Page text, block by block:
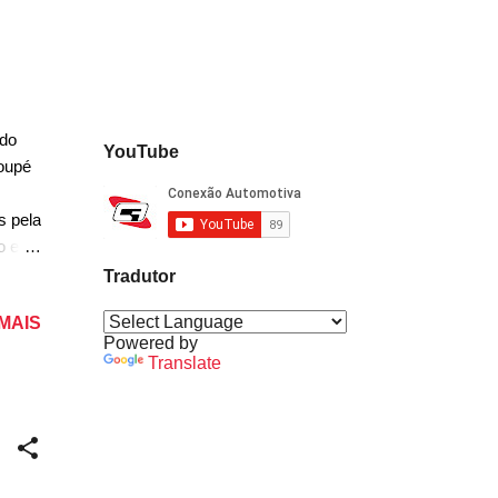
YouTube
Tradutor
Powered by
Translate
pela
em